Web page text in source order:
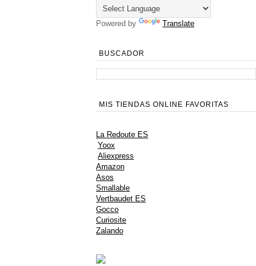
Powered by Translate
BUSCADOR
MIS TIENDAS ONLINE FAVORITAS
La Redoute ES
Yoox
Aliexpress
Amazon
Asos
Smallable
Vertbaudet ES
Gocco
Curiosite
Zalando